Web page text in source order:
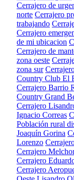
Cerrajero de
norte Cerrajero
trabajando
Cerrajero
de mi ubicacion
Cerrajero de
zona oeste
zona sur
Country Club El
Cerrajero Barrio
Country Grand
Cerrajero
Ignacio Correas
Población rural
Joaquín Gorina
Lorenzo
Cerrajero
Cerrajero
Cerrajero